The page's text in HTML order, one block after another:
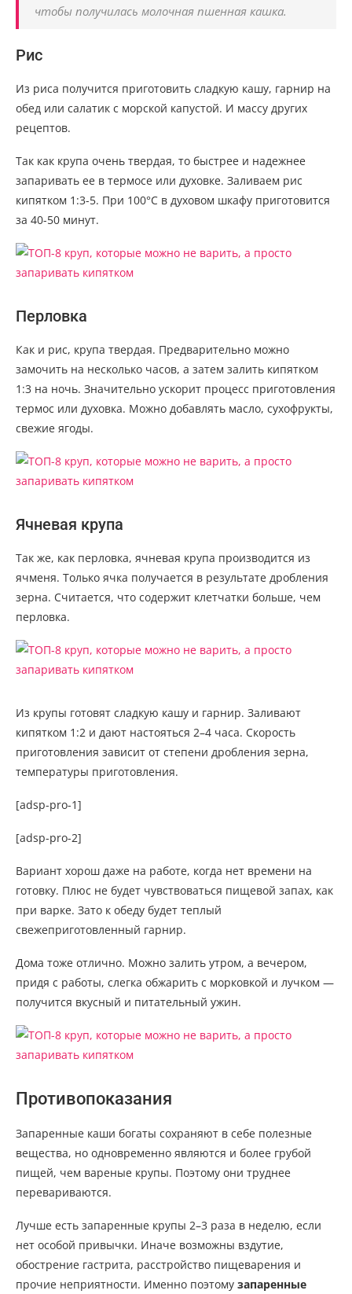
чтобы получилась молочная пшенная кашка.
Рис
Из риса получится приготовить сладкую кашу, гарнир на
обед или салатик с морской капустой. И массу других
рецептов.
Так как крупа очень твердая, то быстрее и надежнее
запаривать ее в термосе или духовке. Заливаем рис
кипятком 1:3-5. При 100°С в духовом шкафу приготовится
за 40-50 минут.
Перловка
Как и рис, крупа твердая. Предварительно можно
замочить на несколько часов, а затем залить кипятком
1:3 на ночь. Значительно ускорит процесс приготовления
термос или духовка. Можно добавлять масло, сухофрукты,
свежие ягоды.
Ячневая крупа
Так же, как перловка, ячневая крупа производится из
ячменя. Только ячка получается в результате дробления
зерна. Считается, что содержит клетчатки больше, чем
перловка.
Из крупы готовят сладкую кашу и гарнир. Заливают
кипятком 1:2 и дают настояться 2–4 часа. Скорость
приготовления зависит от степени дробления зерна,
температуры приготовления.
[adsp-pro-1]
[adsp-pro-2]
Вариант хорош даже на работе, когда нет времени на
готовку. Плюс не будет чувствоваться пищевой запах, как
при варке. Зато к обеду будет теплый
свежеприготовленный гарнир.
Дома тоже отлично. Можно залить утром, а вечером,
придя с работы, слегка обжарить с морковкой и лучком —
получится вкусный и питательный ужин.
Противопоказания
Запаренные каши богаты сохраняют в себе полезные
вещества, но одновременно являются и более грубой
пищей, чем вареные крупы. Поэтому они труднее
перевариваются.
Лучше есть запаренные крупы 2–3 раза в неделю, если
нет особой привычки. Иначе возможны вздутие,
обострение гастрита, расстройство пищеварения и
прочие неприятности. Именно поэтому запаренные